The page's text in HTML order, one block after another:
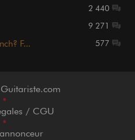
2 440
9 271
F... 577
•
/ CGU
•